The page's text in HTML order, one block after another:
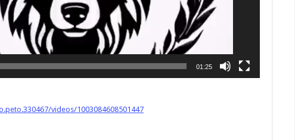
01:25
videos/1003084608501447